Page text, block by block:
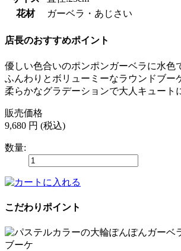
花材
ガーベラ・あじさい
店長のおすすめポイント
優しい色合いのポンポンガーベラに水色
ふんわりとボリューミーなラウンドブー
柔らかなグラデーションで大人キュート
販売価格
9,680 円 (税込)
数量:
こだわりポイント